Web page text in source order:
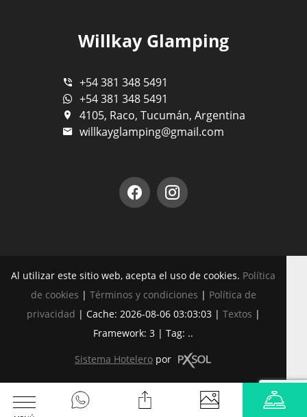
+54 381 348 5491
+54 381 348 5491
4105, Raco, Tucumán, Argentina
willkayglamping@gmail.com
Willkay Glamping
Al utilizar este sitio web, acepta el uso de cookies. Política
de cookies | Términos y condiciones | Política de
privacidad | Cache: 2026-08-06 03:03:03 | Textos |
Framework: 3 | Tag: ..
Sistema Hotelero por